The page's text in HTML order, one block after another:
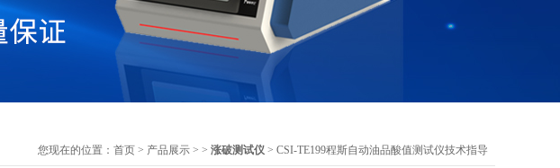
您现在的位置： 首页 > 产品展示 > > 涨破测试仪 > CSI-TE199程斯自动油品酸值测试仪技术指导